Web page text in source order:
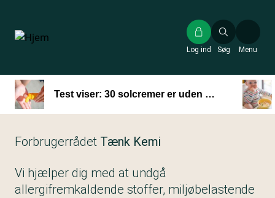
hovedindhold
Søg
Log ind Menu
Test viser: 30 solcremer er uden uønsket kemi
Forbrugerrådet Tænk Kemi
Vi hjælper dig med at undgå
allergifremkaldende stoffer, miljøbelastende